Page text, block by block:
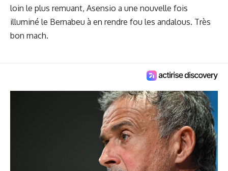
loin le plus remuant, Asensio a une nouvelle fois
illuminé le Bernabeu à en rendre fou les andalous. Très
bon mach.